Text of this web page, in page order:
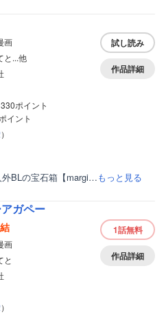
画
と...他
ポイント
イント
）
試し読み
作品詳細
BLの宝石箱【margi…もっと見る
ガペー
画
と
）
1話無料
作品詳細